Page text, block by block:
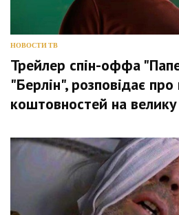
НОВОСТИ ТВ
Трейлер спін-оффа
"Берлін", розповідає
коштовностей на